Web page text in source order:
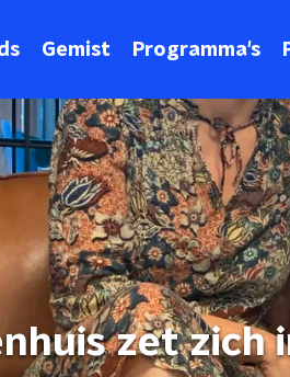
Gemist Programma's
zet zich